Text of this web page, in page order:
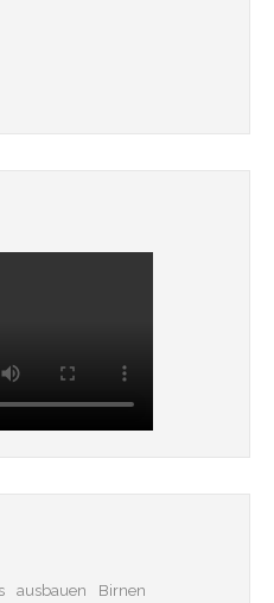
ausbauen Birnen